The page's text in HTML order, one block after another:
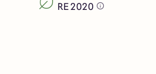
RE 2020